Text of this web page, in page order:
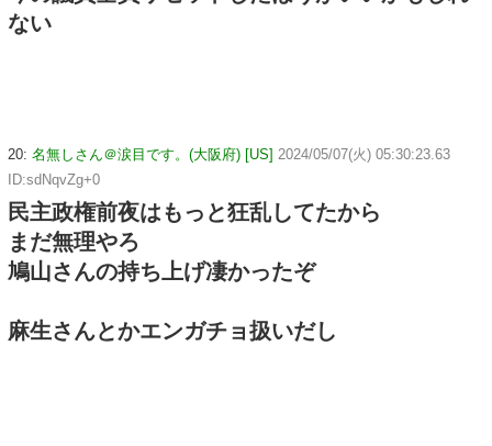
ない
20: 名無しさん＠涙目です。(大阪府) [US] 2024/05/07(火) 05:30:23.63
ID:sdNqvZg+0
民主政権前夜はもっと狂乱してたから
まだ無理やろ
鳩山さんの持ち上げ凄かったぞ
麻生さんとかエンガチョ扱いだし